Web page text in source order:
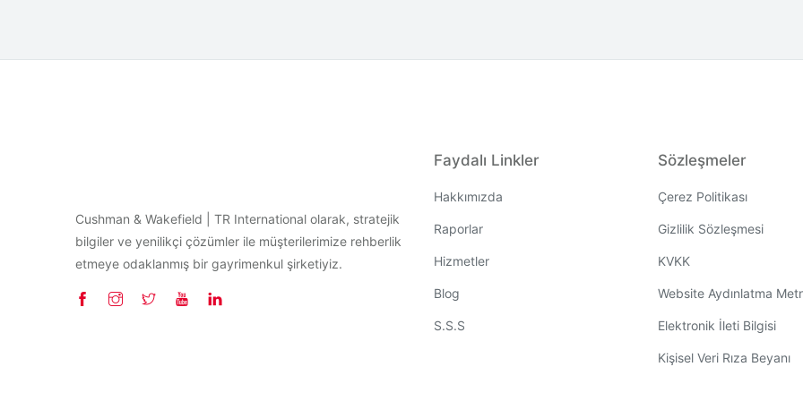
Cushman & Wakefield | TR International olarak, stratejik
bilgiler ve yenilikçi çözümler ile müşterilerimize rehberlik
etmeye odaklanmış bir gayrimenkul şirketiyiz.
Faydalı Linkler
Hakkımızda
Raporlar
Hizmetler
Blog
S.S.S
Sözleşmeler
Çerez Politikası
Gizlilik Sözleşmesi
KVKK
Website Aydınlatma
Elektronik İleti Bilgisi
Kişisel Veri Rıza Beyanı